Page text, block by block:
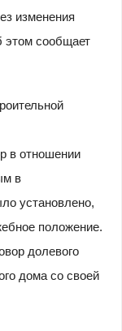
изменения
этом сообщает
в отношении
в
установлено,
положение.
долевого
дома со своей